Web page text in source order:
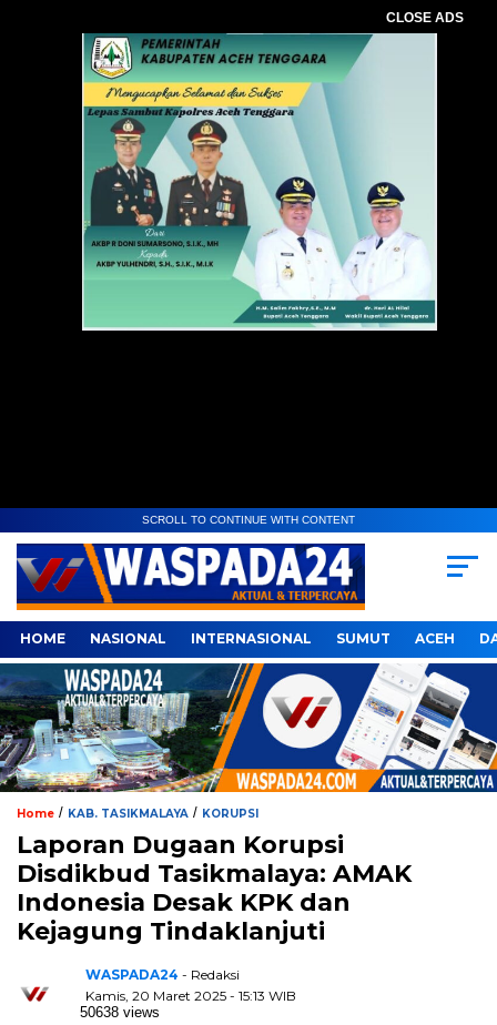
CLOSE ADS
SCROLL TO CONTINUE WITH CONTENT
HOME NASIONAL INTERNASIONAL SUMUT ACEH
Home / KAB. TASIKMALAYA / KORUPSI
Laporan Dugaan Korupsi
Disdikbud Tasikmalaya: AMAK
Indonesia Desak KPK dan
Kejagung Tindaklanjuti
WASPADA24 - Redaksi
Kamis, 20 Maret 2025 - 15:13 WIB
50638 views